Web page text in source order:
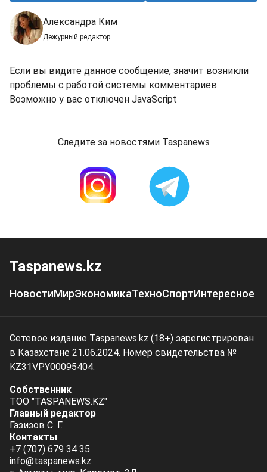
Александра Ким
Дежурный редактор
Если вы видите данное сообщение, значит возникли
проблемы с работой системы комментариев.
Возможно у вас отключен JavaScript
Следите за новостями Taspanews
Taspanews.kz
НовостиМирЭкономикаТехноСпортИнтересное
Сетевое издание Taspanews.kz (18+) зарегистрирован
в Казахстане 21.06.2024. Номер свидетельства №
KZ31VPY00095404.
Собственник
ТОО "TASPANEWS.KZ"
Главный редактор
Газизов С. Г.
Контакты
+7 (707) 679 34 35
info@taspanews.kz